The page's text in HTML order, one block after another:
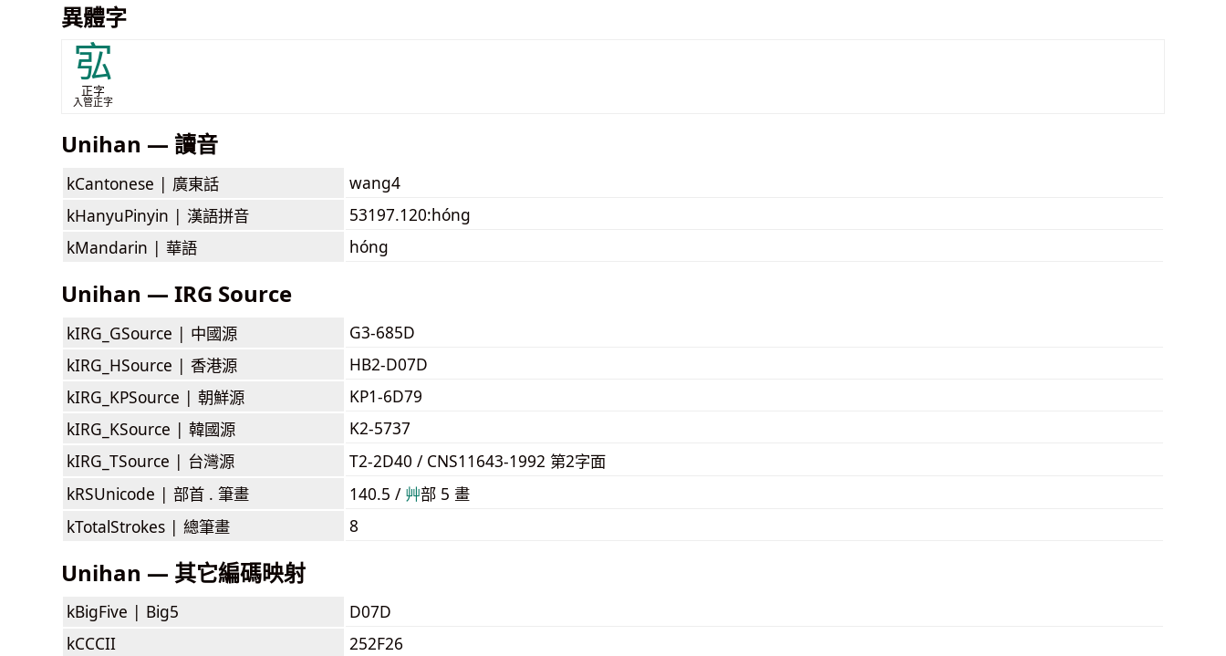
異體字
宖
正字
入管正字
Unihan — 讀音
kCantonese | 廣東話
wang4
kHanyuPinyin | 漢語拼音
53197.120:hóng
kMandarin | 華語 hóng
Unihan — IRG Source
kIRG_GSource | 中國源
G3-685D
kIRG_HSource | 香港源
HB2-D07D
kIRG_KPSource | 朝鮮源
KP1-6D79
kIRG_KSource | 韓國源
K2-5737
kIRG_TSource | 台灣源
T2-2D40 / CNS11643-1992 第2字面
kRSUnicode | 部首 . 筆畫 140.5 / ⾋部 5 畫
kTotalStrokes | 總筆畫 8
Unihan — 其它編碼映射
kBigFive | Big5
D07D
kCCCII
252F26